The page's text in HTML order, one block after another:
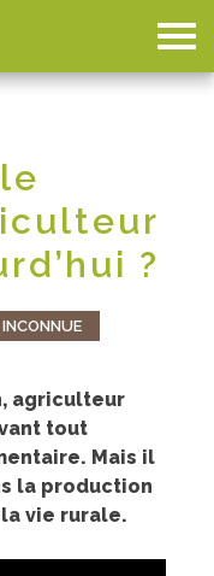
?
INCONNUE
agriculteur
tout
Mais il
la production
la vie rurale.